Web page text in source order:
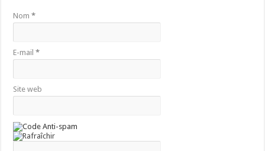
Nom*
E-mail*
Site web